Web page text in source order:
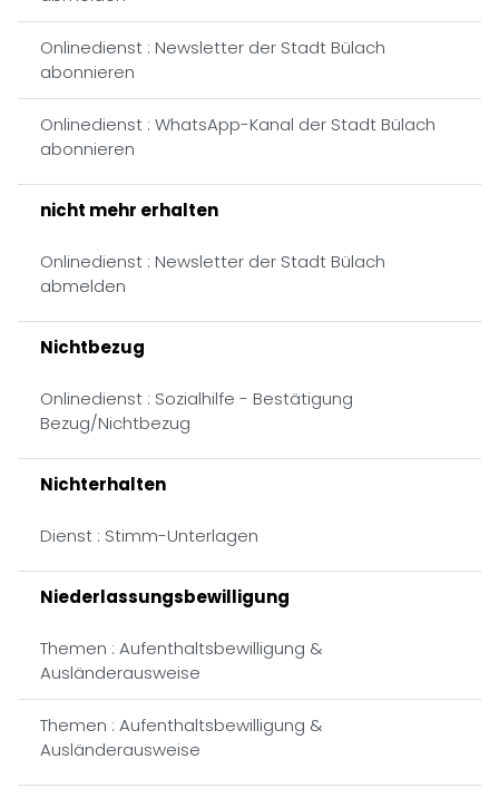
Onlinedienst : Newsletter der Stadt Bülach
abonnieren
Onlinedienst : WhatsApp-Kanal der Stadt Bülach
abonnieren
nicht mehr erhalten
Onlinedienst : Newsletter der Stadt Bülach
abmelden
Nichtbezug
Onlinedienst : Sozialhilfe - Bestätigung
Bezug/Nichtbezug
Nichterhalten
Dienst : Stimm-Unterlagen
Niederlassungsbewilligung
Themen : Aufenthaltsbewilligung &
Ausländerausweise
Themen : Aufenthaltsbewilligung &
Ausländerausweise